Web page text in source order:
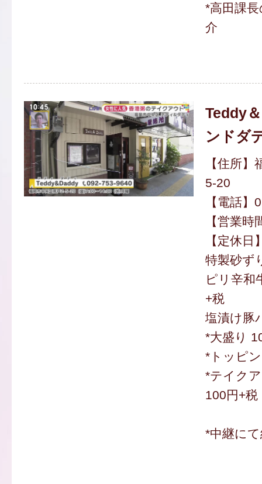
*高田課
介
Teddy
ンドダ
【住所
5-20
【電話
【営業
【定休日
特製砂ず
ピリ辛和
+税
塩漬け豚
*大盛り
*トッピ
*テイク
100円+税
*中継に